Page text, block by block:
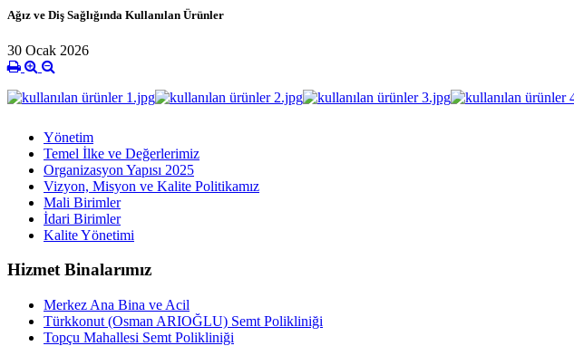
Ağız ve Diş Sağlığında Kullanılan Ürünler
30 Ocak 2026
Yönetim
Temel İlke ve Değerlerimiz
Organizasyon Yapısı 2025
Vizyon, Misyon ve Kalite Politikamız
Mali Birimler
İdari Birimler
Kalite Yönetimi
Hizmet Binalarımız
Merkez Ana Bina ve Acil
Türkkonut (Osman ARIOĞLU) Semt Polikliniği
Topçu Mahallesi Semt Polikliniği